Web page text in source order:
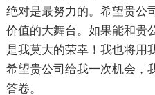
绝对是最努力的。希望贵公
价值的大舞台。如果能和贵
是我莫大的荣幸！我也将用
希望贵公司给我一次机会，
答卷。